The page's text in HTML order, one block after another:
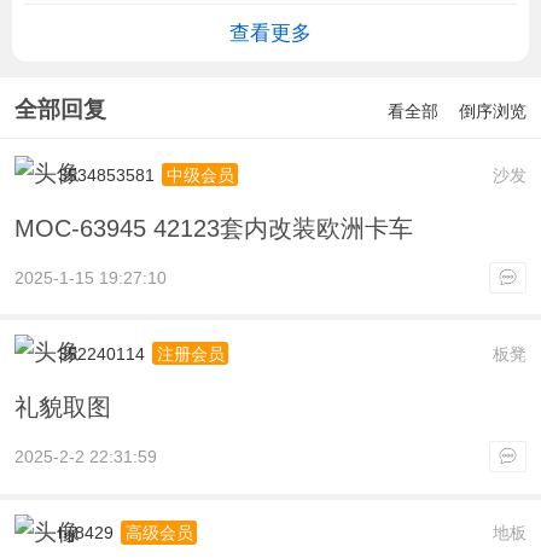
查看更多
全部回复 看全部 倒序浏览
沙发
3534853581 中级会员
MOC-63945 42123套内改装欧洲卡车
2025-1-15 19:27:10
板凳
352240114 注册会员
礼貌取图
2025-2-2 22:31:59
地板
hjj8429 高级会员